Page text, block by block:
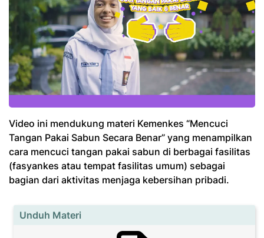
Video ini mendukung materi Kemenkes “Mencuci
Tangan Pakai Sabun Secara Benar” yang menampilkan
cara mencuci tangan pakai sabun di berbagai fasilitas
(fasyankes atau tempat fasilitas umum) sebagai
bagian dari aktivitas menjaga kebersihan pribadi.
Unduh Materi